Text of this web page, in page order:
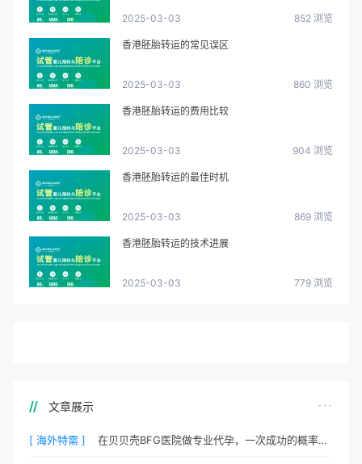
2025-03-03 852 浏览
香港胚胎转运的常见误区
2025-03-03 860 浏览
香港胚胎转运的费用比较
2025-03-03 904 浏览
香港胚胎转运的最佳时机
2025-03-03 869 浏览
香港胚胎转运的技术进展
2025-03-03 779 浏览
文章展示
[ 海外特需 ] 在贝贝壳BFG医院做专业代孕，一次成功的概率有多大？